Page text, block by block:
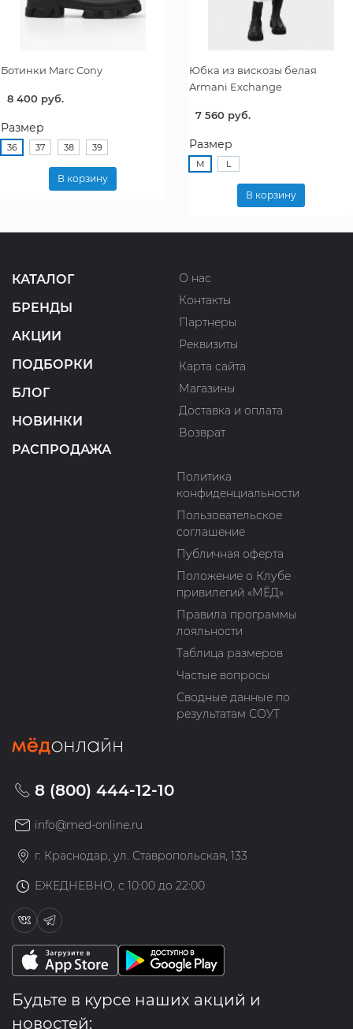
Ботинки Marc Cony
8 400 руб.
Размер
36 37 38 39
В корзину
Юбка из вискозы белая
Armani Exchange
7 560 руб.
Размер
M L
В корзину
КАТАЛОГ
БРЕНДЫ
АКЦИИ
ПОДБОРКИ
БЛОГ
НОВИНКИ
РАСПРОДАЖА
О нас
Контакты
Партнеры
Реквизиты
Карта сайта
Магазины
Доставка и оплата
Возврат
Политика
конфиденциальности
Пользовательское
соглашение
Публичная оферта
Положение о Клубе
привилегий «МЁД»
Правила программы
лояльности
Таблица размеров
Частые вопросы
Сводные данные по
результатам СОУТ
8 (800) 444-12-10
info@med-online.ru
г. Краснодар, ул. Ставропольская, 133
ЕЖЕДНЕВНО, с 10:00 до 22:00
Будьте в курсе наших акций и
новостей: